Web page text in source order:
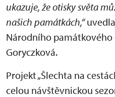
ukazuje, že otisky světa
našich památkách,“
Národního památkového
Goryczková.
Projekt „Šlechta na
celou návštěvnickou